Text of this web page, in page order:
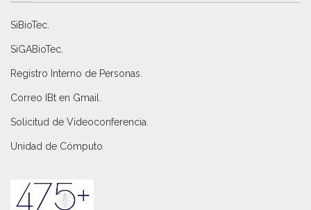
SiBioTec
SiGABioTec.
Registro Interno de Personas
Correo IBt en Gmail
Solicitud de Videoconferencia.
Unidad de Cómputo